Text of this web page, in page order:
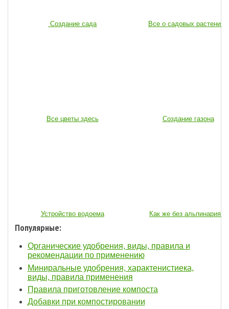
Создание сада Все о садовых растениях
Все цветы здесь Создание газона
Устройство водоема Как же без альпинария...
Популярные:
Органические удобрения, виды, правила и
рекомендации по применению
Миниральные удобрения, характенистиека,
виды, правила применения
Правила приготовление компоста
Добавки при компостировании